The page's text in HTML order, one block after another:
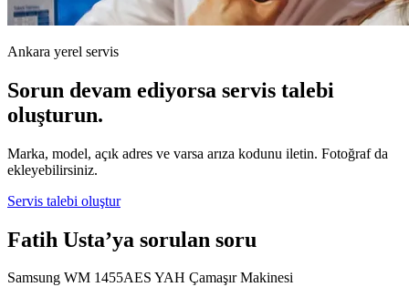
Ankara yerel servis
Sorun devam ediyorsa servis talebi
oluşturun.
Marka, model, açık adres ve varsa arıza kodunu iletin. Fotoğraf da
ekleyebilirsiniz.
Servis talebi oluştur
Fatih Usta’ya sorulan soru
Samsung WM 1455AES YAH Çamaşır Makinesi